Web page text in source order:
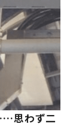
思わず二